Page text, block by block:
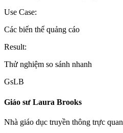
Use Case:
Các biến thể quảng cáo
Result:
Thử nghiệm so sánh nhanh
GsLB
Giáo sư Laura Brooks
Nhà giáo dục truyền thông trực quan